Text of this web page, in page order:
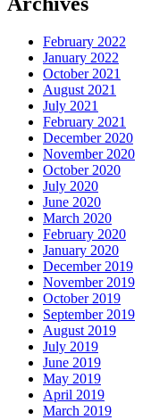
February 2022
January 2022
October 2021
August 2021
July 2021
February 2021
December 2020
November 2020
October 2020
July 2020
June 2020
March 2020
February 2020
January 2020
December 2019
November 2019
October 2019
September 2019
August 2019
July 2019
June 2019
May 2019
April 2019
March 2019